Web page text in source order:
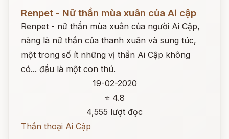
Renpet - Nữ thần mùa xuân của Ai cập
Renpet - nữ thần mùa xuân của người Ai Cập,
nàng là nữ thần của thanh xuân và sung túc,
một trong số ít những vị thần Ai Cập không
có... đầu là một con thú.
19-02-2020
⭐ 4.8
4,555 lượt đọc
Thần thoại Ai Cập